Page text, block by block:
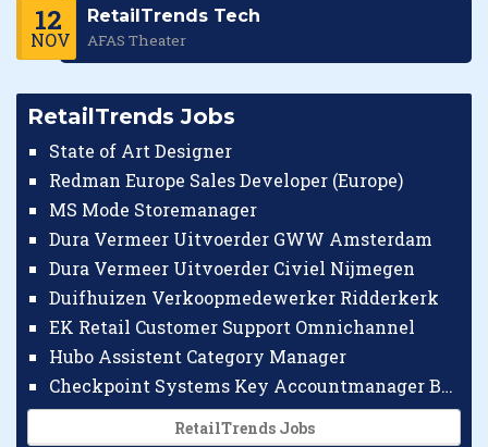
12
NOV
RetailTrends Tech
AFAS Theater
RetailTrends Jobs
State of Art Designer
Redman Europe Sales Developer (Europe)
MS Mode Storemanager
Dura Vermeer Uitvoerder GWW Amsterdam
Dura Vermeer Uitvoerder Civiel Nijmegen
Duifhuizen Verkoopmedewerker Ridderkerk
EK Retail Customer Support Omnichannel
Hubo Assistent Category Manager
Checkpoint Systems Key Accountmanager Benelux
RetailTrends Jobs